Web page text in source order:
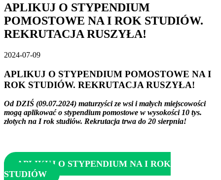
APLIKUJ O STYPENDIUM
POMOSTOWE NA I ROK STUDIÓW.
REKRUTACJA RUSZYŁA!
2024-07-09
APLIKUJ O STYPENDIUM POMOSTOWE NA I
ROK STUDIÓW. REKRUTACJA RUSZYŁA!
Od DZIŚ (09.07.2024) maturzyści ze wsi i małych miejscowości
mogą aplikować o stypendium pomostowe w wysokości 10 tys.
złotych na I rok studiów. Rekrutacja trwa do 20 sierpnia!
APLIKUJ O STYPENDIUM NA I ROK
STUDIÓW